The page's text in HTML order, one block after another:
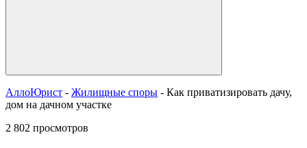
АллоЮрист - Жилищные споры - Как приватизировать дачу,
дом на дачном участке
2 802 просмотров